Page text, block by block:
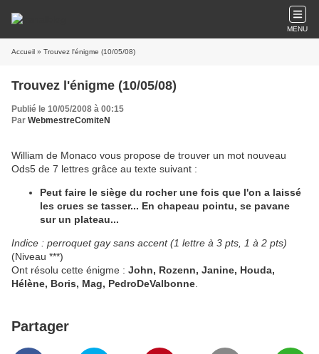
MENU
Accueil » Trouvez l'énigme (10/05/08)
Trouvez l'énigme (10/05/08)
Publié le 10/05/2008 à 00:15
Par WebmestreComiteN
William de Monaco vous propose de trouver un mot nouveau
Ods5 de 7 lettres grâce au texte suivant :
Peut faire le siège du rocher une fois que l'on a laissé
les crues se tasser... En chapeau pointu, se pavane
sur un plateau...
Indice : perroquet gay sans accent (1 lettre à 3 pts, 1 à 2 pts)
(Niveau ***)
Ont résolu cette énigme : John, Rozenn, Janine, Houda,
Hélène, Boris, Mag, PedroDeValbonne
Partager